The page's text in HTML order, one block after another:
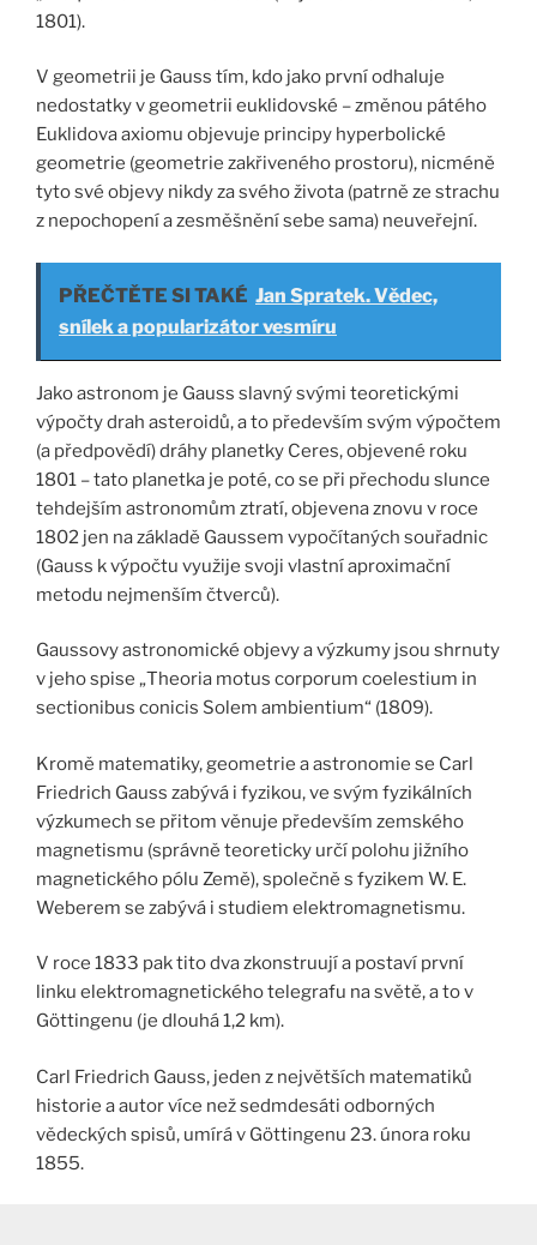
1801).
V geometrii je Gauss tím, kdo jako první odhaluje
nedostatky v geometrii euklidovské – změnou pátého
Euklidova axiomu objevuje principy hyperbolické
geometrie (geometrie zakřiveného prostoru), nicméně
tyto své objevy nikdy za svého života (patrně ze strachu
z nepochopení a zesměšnění sebe sama) neuveřejní.
PŘEČTĚTE SI TAKÉ Jan Spratek. Vědec,
snílek a popularizátor vesmíru
Jako astronom je Gauss slavný svými teoretickými
výpočty drah asteroidů, a to především svým výpočtem
(a předpovědí) dráhy planetky Ceres, objevené roku
1801 – tato planetka je poté, co se při přechodu slunce
tehdejším astronomům ztratí, objevena znovu v roce
1802 jen na základě Gaussem vypočítaných souřadnic
(Gauss k výpočtu využije svoji vlastní aproximační
metodu nejmenším čtverců).
Gaussovy astronomické objevy a výzkumy jsou shrnuty
v jeho spise „Theoria motus corporum coelestium in
sectionibus conicis Solem ambientium“ (1809).
Kromě matematiky, geometrie a astronomie se Carl
Friedrich Gauss zabývá i fyzikou, ve svým fyzikálních
výzkumech se přitom věnuje především zemského
magnetismu (správně teoreticky určí polohu jižního
magnetického pólu Země), společně s fyzikem W. E.
Weberem se zabývá i studiem elektromagnetismu.
V roce 1833 pak tito dva zkonstruují a postaví první
linku elektromagnetického telegrafu na světě, a to v
Göttingenu (je dlouhá 1,2 km).
Carl Friedrich Gauss, jeden z největších matematiků
historie a autor více než sedmdesáti odborných
vědeckých spisů, umírá v Göttingenu 23. února roku
1855.